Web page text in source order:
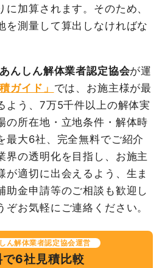
0円
3,852,600
385,260円
4,237,860円
数量 単価
金額
103
36,726
3,782,782
536,278円
9,060円
4,460,000
円
446,000円
4,906,000
加算されます。そのため、
を測量して算出しなければな
んしん解体業者認定協会が運
ガイド」 では、お施主様が最
よう、7万5千件以上の解体実
の所在地・立地条件・解体時
最大6社、完全無料でご紹介
界の透明化を目指し、お施主
が適切に出会えるよう、生ま
助金申請等のご相談も歓迎し
ぞお気軽にご連絡ください。
ん解体業者認定協会運営
で6社見積比較